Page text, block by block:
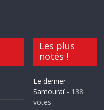
Les plus
notés !
Le dernier
Samouraï- 138
votes